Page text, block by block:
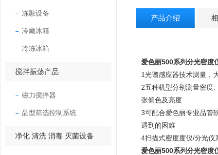
冻融设备
冷藏冰箱
冷冻冰箱
搅拌振荡产品
磁力搅拌器
晶型筛选控制系统
净化 清洗 消毒 灭菌设备
产品介绍
爱色丽500系列分光密度
1光谱感应器技术测量，
2五种机型分别测量密度
张偏色及亮度
3可配合爱色丽专业品管
遇到的困难
4扫描式密度度仪/分光仪
爱色丽500系列分光密度